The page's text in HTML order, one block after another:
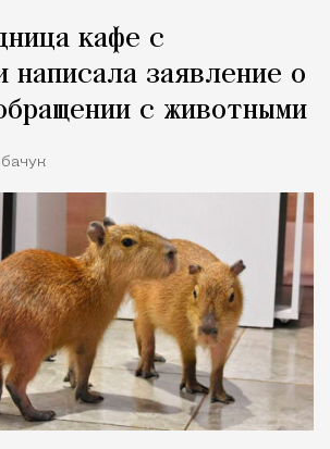
кафе с
написала заявление о
с животными